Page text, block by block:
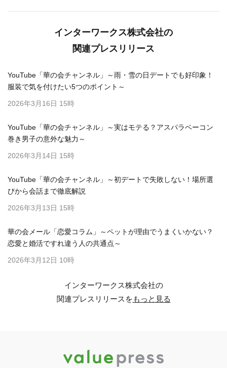
インターワークス株式会社の
関連プレスリリース
YouTube「華の会チャンネル」～雨・雪の日デートでも好印象！
服装で気を付けたい5つのポイント～
2026年3月16日 15時
YouTube「華の会チャンネル」～実はモテる？アスパラベーコン
巻き男子の意外な魅力～
2026年3月14日 15時
YouTube「華の会チャンネル」～初デートで失敗しない！場所選
びから会話まで徹底解説
2026年3月13日 15時
華の会メール「恋愛コラム」～ペットが理由でうまくいかない？
恋愛と婚活ですれ違う人の共通点～
2026年3月12日 10時
インターワークス株式会社の
関連プレスリリースをもっと見る